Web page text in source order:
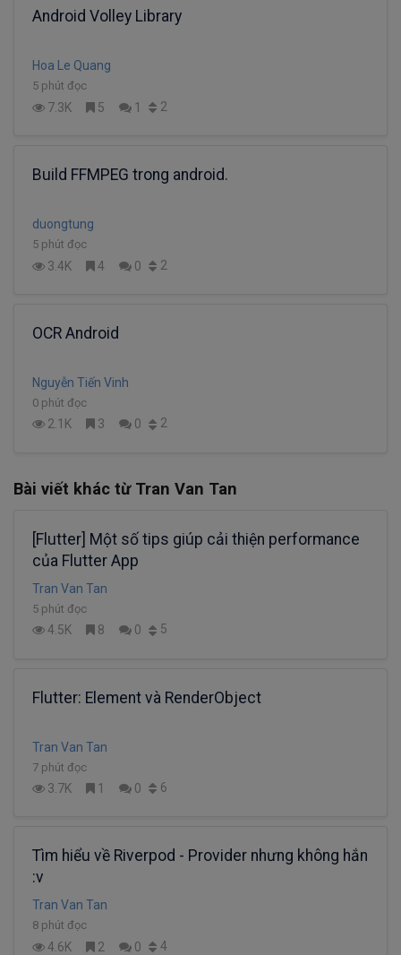
Android Volley Library
Hoa Le Quang
5 phút đọc
7.3K 5 1 2
Build FFMPEG trong android.
duongtung
5 phút đọc
3.4K 4 0 2
OCR Android
Nguyễn Tiến Vinh
0 phút đọc
2.1K 3 0 2
Bài viết khác từ Tran Van Tan
[Flutter] Một số tips giúp cải thiện performance
của Flutter App
Tran Van Tan
5 phút đọc
4.5K 8 0 5
Flutter: Element và RenderObject
Tran Van Tan
7 phút đọc
3.7K 1 0 6
Tìm hiểu về Riverpod - Provider nhưng không hắn
:v
Tran Van Tan
8 phút đọc
4.6K 2 0 4